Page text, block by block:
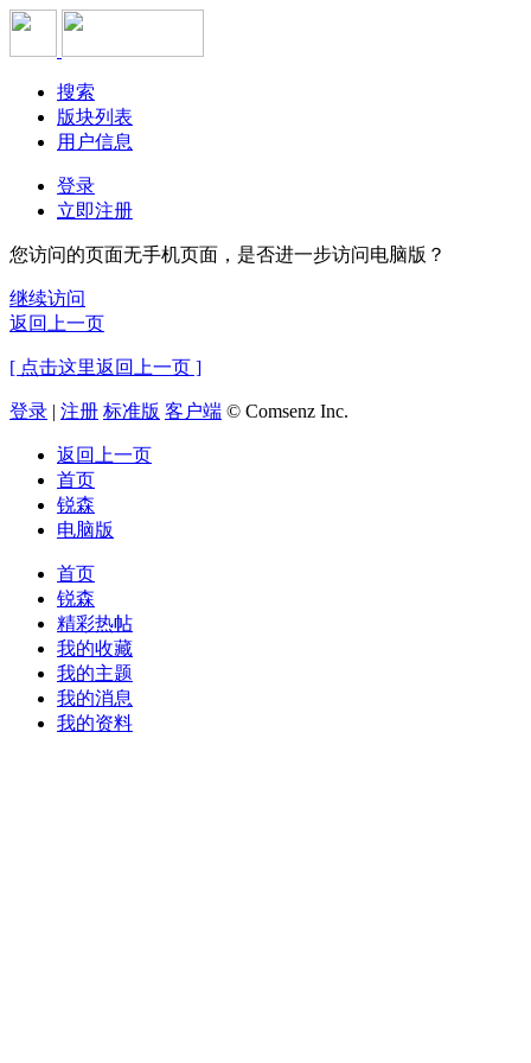
搜索
版块列表
用户信息
登录
立即注册
您访问的页面无手机页面，是否进一步访问电脑版？
继续访问
返回上一页
[ 点击这里返回上一页 ]
登录 | 注册 标准版 客户端 © Comsenz Inc.
返回上一页
首页
锐森
电脑版
首页
锐森
精彩热帖
我的收藏
我的主题
我的消息
我的资料